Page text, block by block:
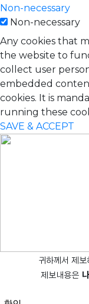
Non-necessary
Non-necessary
Any cookies that
the website to
collect user
embedded
cookies. It is
running these
SAVE & ACCEPT
귀하께서 제
제보내용은